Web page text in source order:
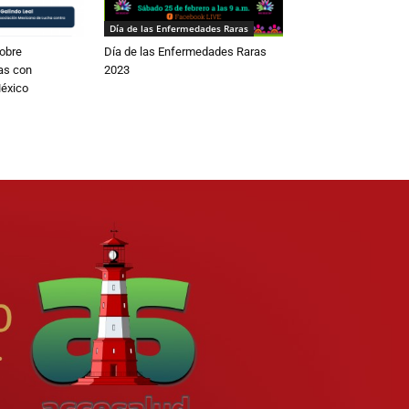
con
Día de las Enfermedades Raras
Día de las Enfermedades Raras
2023